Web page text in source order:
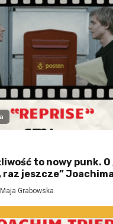
to nowy punk. O
raz jeszcze”
Maja Grabowska